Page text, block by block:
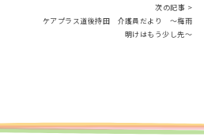
次の記事 >
ケアプラス道後持田 介護員だより ～梅雨
明けはもう少し先～